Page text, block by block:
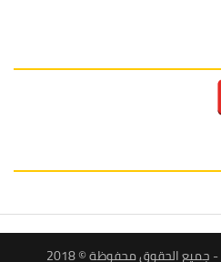
محفوظة © 2018